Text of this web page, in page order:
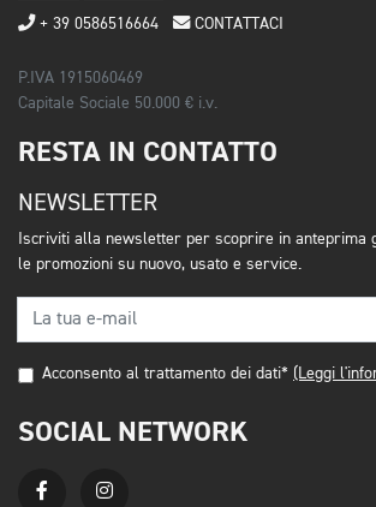
+ 39 0586516664 CONTATTACI
P.IVA 1915060469
Capitale Sociale 50.000 € i.v.
RESTA IN CONTATTO
NEWSLETTER
Iscriviti alla newsletter per scoprire in anteprima
le promozioni su nuovo, usato e service.
Acconsento al trattamento dei dati* (Leggi
SOCIAL NETWORK